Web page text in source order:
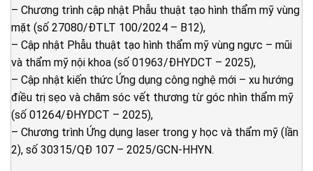
– Chương trình cập nhật Phẫu thuật tạo hình thẩm mỹ vùng
mặt (số 27080/ĐTLT 100/2024 – B12),
– Cập nhật Phẫu thuật tạo hình thẩm mỹ vùng ngực – mũi
và thẩm mỹ nội khoa (số 01963/ĐHYDCT – 2025),
– Cập nhật kiến thức Ứng dụng công nghệ mới – xu hướng
điều trị sẹo và chăm sóc vết thương từ góc nhìn thẩm mỹ
(số 01264/ĐHYDCT – 2025),
– Chương trình Ứng dụng laser trong y học và thẩm mỹ (lần
2), số 30315/QĐ 107 – 2025/GCN-HHYN.